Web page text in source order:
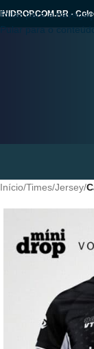
Pular para a
Pular para o
-
Início/Times/Jersey/